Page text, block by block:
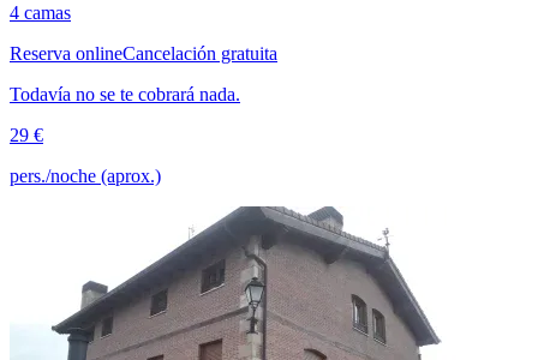
4 camas
Reserva onlineCancelación gratuita
Todavía no se te cobrará nada.
29 €
pers./noche (aprox.)